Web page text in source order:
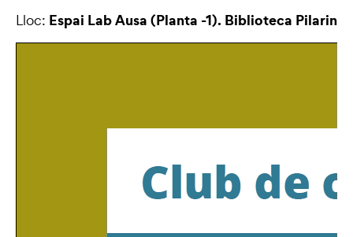
Lloc: Espai Lab Ausa (Planta -1). Biblioteca Pilarin